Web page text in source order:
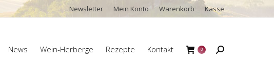
Newsletter Mein Konto Warenkorb Kasse
News Wein-Herberge Rezepte Kontakt 0 Search: